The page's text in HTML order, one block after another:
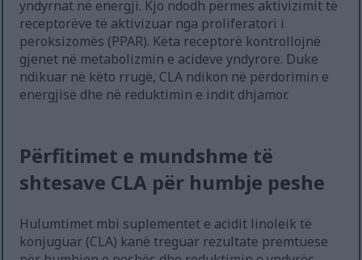
yndyrnat në energji. Kjo ndodh përmes aktivizimit të
receptorëve të aktivizuar nga proliferatori i
peroksizomës (PPAR). Këta receptorë kontrollojnë
gjenet në metabolizmin e acideve yndyrore. Duke
ndikuar në këto rrugë, CLA ndikon në përdorimin e
energjisë dhe në reduktimin e indit dhjamor.
Përfitimet e mundshme të
shtesave CLA për humbje peshe
Hulumtimet mbi suplementet e acidit linoleik të
konjuguar (CLA) kanë treguar rezultate premtuese